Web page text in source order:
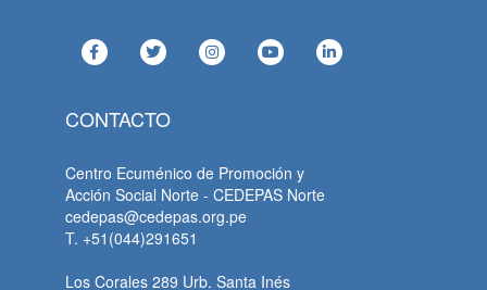
CONTACTO
Centro Ecuménico de Promoción y
Acción Social Norte - CEDEPAS Norte
cedepas@cedepas.org.pe
T. +51(044)291651
Los Corales 289 Urb. Santa Inés